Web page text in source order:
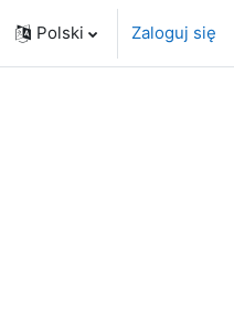
Polski Zaloguj się